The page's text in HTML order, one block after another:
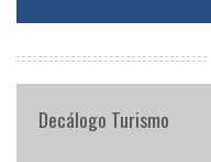
Decálogo Turismo